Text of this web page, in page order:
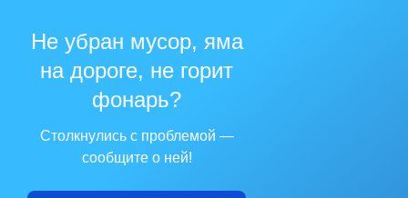
Не убран мусор, яма
на дороге, не горит
фонарь?
Столкнулись с проблемой —
сообщите о ней!